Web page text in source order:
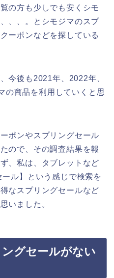
の方も少しでも安くシモ
、、。とシモジマのスプ
ーポンなどを探している
今後も2021年、2022年、
の商品を利用していくと思
ポンやスプリングセール
ので、その調査結果を報
、私は、タブレットなど
ル】という感じで検索を
なスプリングセールなど
いました。
グセールがない